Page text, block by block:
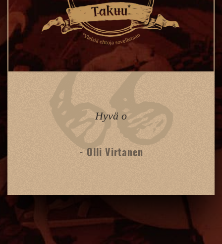
Hyvä o
- Olli Virtanen